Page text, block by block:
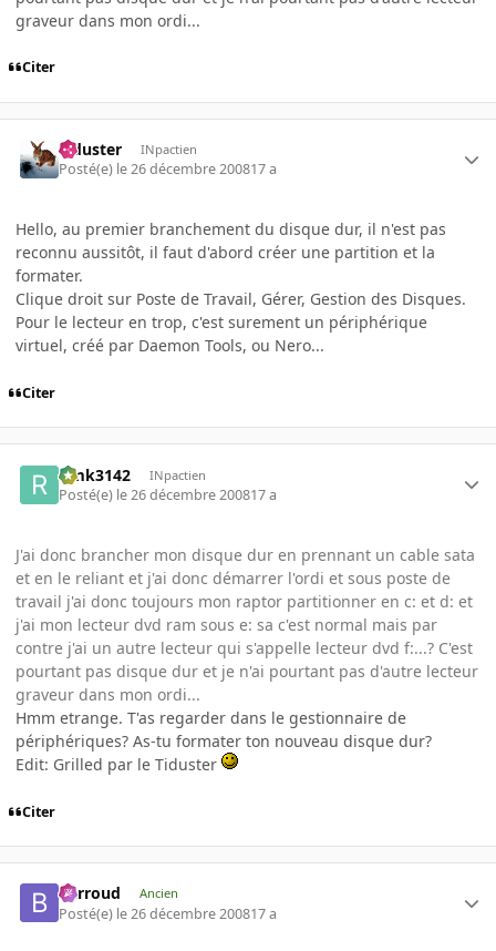
graveur dans mon ordi...
Citer
Tiduster INpactien
Posté(e) le 26 décembre 200817 a
Hello, au premier branchement du disque dur, il n'est pas
reconnu aussitôt, il faut d'abord créer une partition et la
formater.
Clique droit sur Poste de Travail, Gérer, Gestion des Disques.
Pour le lecteur en trop, c'est surement un périphérique
virtuel, créé par Daemon Tools, ou Nero...
Citer
rimk3142 INpactien
Posté(e) le 26 décembre 200817 a
J'ai donc brancher mon disque dur en prennant un cable sata
et en le reliant et j'ai donc démarrer l'ordi et sous poste de
travail j'ai donc toujours mon raptor partitionner en c: et d: et
j'ai mon lecteur dvd ram sous e: sa c'est normal mais par
contre j'ai un autre lecteur qui s'appelle lecteur dvd f:...? C'est
pourtant pas disque dur et je n'ai pourtant pas d'autre lecteur
graveur dans mon ordi...
Hmm etrange. T'as regarder dans le gestionnaire de
périphériques? As-tu formater ton nouveau disque dur?
Edit: Grilled par le Tiduster
Citer
Barroud Ancien
Posté(e) le 26 décembre 200817 a